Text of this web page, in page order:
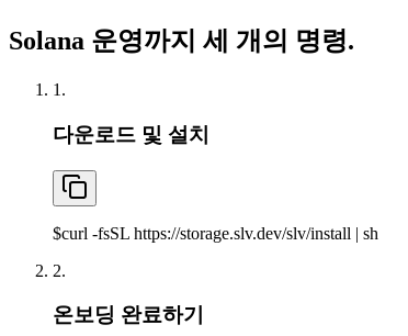
Solana 운영까지 세 개의 명령.
1.
다운로드 및 설치
$curl -fsSL https://storage.slv.dev/slv/install | sh
2.
온보딩 완료하기